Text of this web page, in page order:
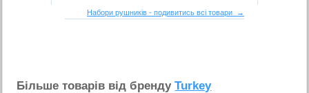
Набори рушників - подивитись всі товари →
Бiльше товарiв вiд брендуTurkey